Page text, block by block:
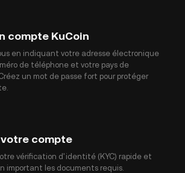
compte KuCoin
en indiquant votre adresse électronique
de téléphone et votre pays de
un mot de passe fort pour protéger
compte
vérification d'identité (KYC) rapide et
important les documents requis.